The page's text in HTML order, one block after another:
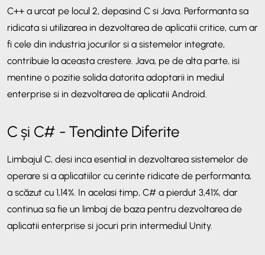
C++ a urcat pe locul 2, depasind C si Java. Performanta sa
ridicata si utilizarea in dezvoltarea de aplicatii critice, cum ar
fi cele din industria jocurilor si a sistemelor integrate,
contribuie la aceasta crestere. Java, pe de alta parte, isi
mentine o pozitie solida datorita adoptarii in mediul
enterprise si in dezvoltarea de aplicatii Android.
C și C# - Tendinte Diferite
Limbajul C, desi inca esential in dezvoltarea sistemelor de
operare si a aplicatiilor cu cerinte ridicate de performanta,
a scăzut cu 1,14%. In acelasi timp, C# a pierdut 3,41%, dar
continua sa fie un limbaj de baza pentru dezvoltarea de
aplicatii enterprise si jocuri prin intermediul Unity.